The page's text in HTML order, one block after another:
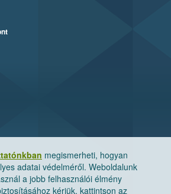
megismerheti, hogyan
adatai védelméről. Weboldalunk
a jobb felhasználói élmény
kérjük, kattintson az